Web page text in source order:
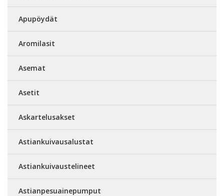
Apupöydät
Aromilasit
Asemat
Asetit
Askartelusakset
Astiankuivausalustat
Astiankuivaustelineet
Astianpesuainepumput